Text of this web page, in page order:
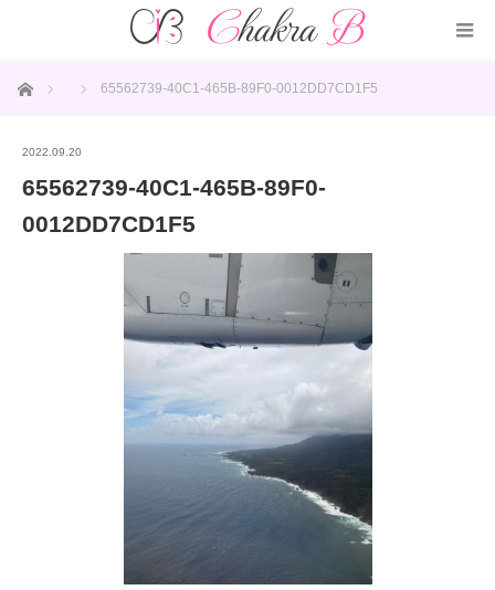
ホーム 65562739-40C1-465B-89F0-0012DD7CD1F5
2022.09.20
65562739-40C1-465B-89F0-
0012DD7CD1F5